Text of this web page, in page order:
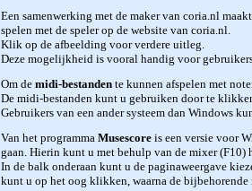
Een samenwerking met de maker van coria.nl
spelen met de speler op de website van coria.nl.
Klik op de afbeelding voor verdere uitleg.
Deze mogelijkheid is vooral handig voor
Om de midi-bestanden te kunnen afspelen met
De midi-bestanden kunt u gebruiken door te
Gebruikers van een ander systeem dan Windows
Van het programma Musescore is een versie voor
gaan. Hierin kunt u met behulp van de mixer (F10)
In de balk onderaan kunt u de paginaweergave
kunt u op het oog klikken, waarna de